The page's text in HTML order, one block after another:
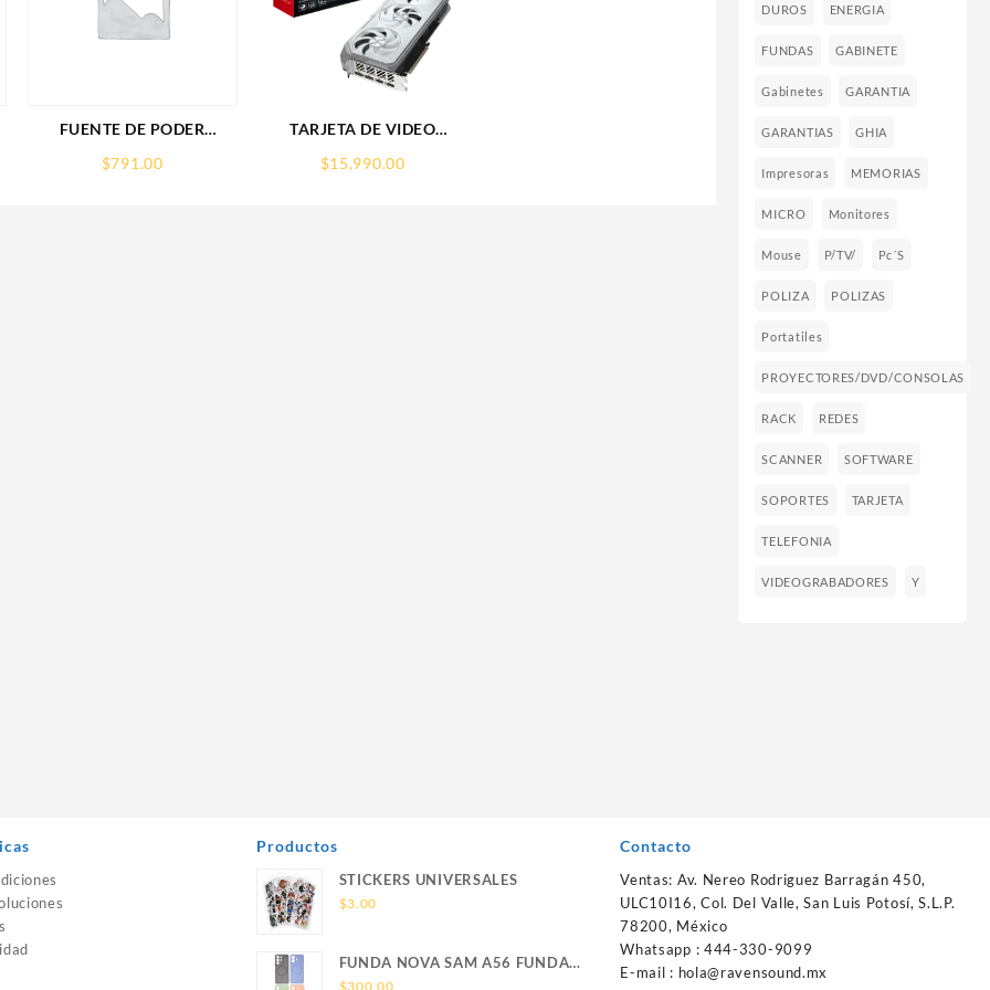
FUENTE DE PODER
REGULADA,12V,10
$791.00
TARJETA DE VIDEO
R907XGAMINGOCICE-
$15,990.00
DUROS ENERGIA
FUNDAS GABINETE
Gabinetes GARANTIA
GARANTIAS GHIA
Impresoras MEMORIAS
MICRO Monitores
Mouse P/TV/ Pc´s
POLIZA POLIZAS
Portatiles
PROYECTORES/DVD/CONSOLAS
RACK REDES
SCANNER SOFTWARE
SOPORTES TARJETA
TELEFONIA
VIDEOGRABADORES Y
Productos
STICKERS UNIVERSALES
$3.00
FUNDA NOVA SAM A56 FUNDA
SILICONA SIN SOPORTE
$300.00
Contacto
Ventas: Av. Nereo Rodriguez Barragán 450,
ULC10I16, Col. Del Valle, San Luis Potosí, S.L.P.
78200, México
Whatsapp : 444-330-9099
E-mail : hola@ravensound.mx